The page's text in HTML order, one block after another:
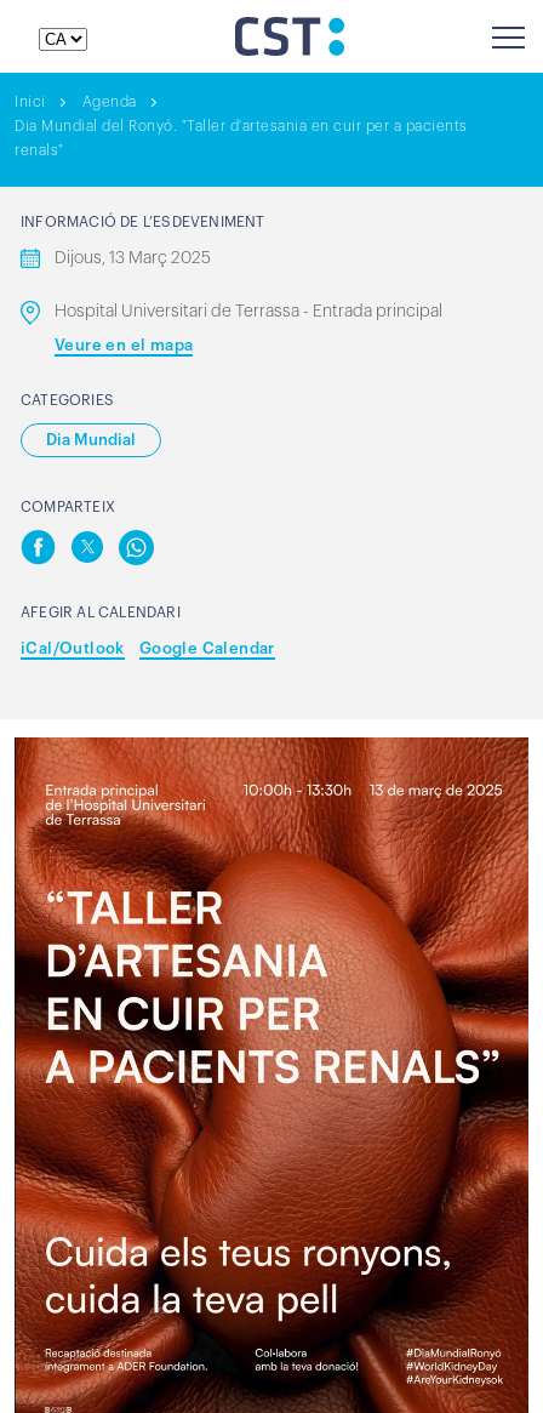
Inici
Agenda
Dia Mundial del Ronyó. "Taller d'artesania en cuir per a pacients
renals"
INFORMACIÓ DE L’ESDEVENIMENT
Dijous, 13 Març 2025
Hospital Universitari de Terrassa - Entrada principal
Veure en el mapa
CATEGORIES
Dia Mundial
COMPARTEIX
AFEGIR AL CALENDARI
iCal/Outlook Google Calendar